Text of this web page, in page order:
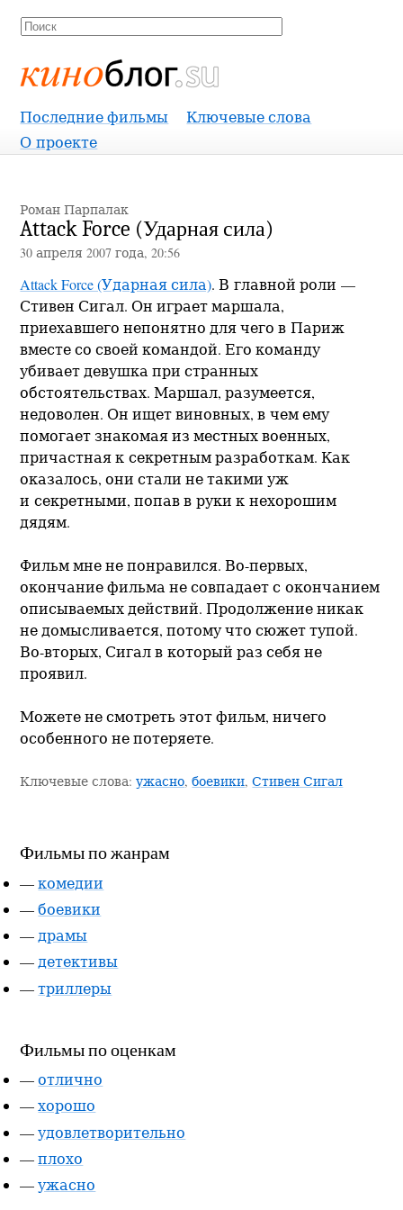
Последние фильмы
Ключевые слова
О проекте
Роман Парпалак
Attack Force (Ударная сила)
30 апреля 2007 года, 20:56
Attack Force (Ударная сила). В главной роли —
Стивен Сигал. Он играет маршала,
приехавшего непонятно для чего в Париж
вместе со своей командой. Его команду
убивает девушка при странных
обстоятельствах. Маршал, разумеется,
недоволен. Он ищет виновных, в чем ему
помогает знакомая из местных военных,
причастная к секретным разработкам. Как
оказалось, они стали не такими уж
и секретными, попав в руки к нехорошим
дядям.
Фильм мне не понравился.Во-первых,
окончание фильма не совпадает с окончанием
описываемых действий. Продолжение никак
не домысливается, потому что сюжет тупой.
Во-вторых, Сигал в который раз себя не
проявил.
Можете не смотреть этот фильм, ничего
особенного не потеряете.
Ключевые слова:ужасно,боевики,Стивен Сигал
Фильмы по жанрам
—комедии
—боевики
— драмы
—детективы
—триллеры
Фильмы по оценкам
—отлично
—хорошо
—удовлетворительно
—плохо
—ужасно